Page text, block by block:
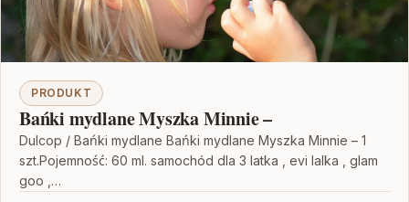
PRODUKT
Bańki mydlane Myszka Minnie –
Dulcop / Bańki mydlane Bańki mydlane Myszka Minnie – 1
szt.Pojemność: 60 ml. samochód dla 3 latka , evi lalka , glam
goo ,…